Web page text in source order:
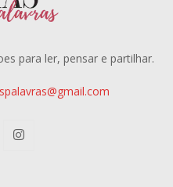
para ler, pensar e partilhar.